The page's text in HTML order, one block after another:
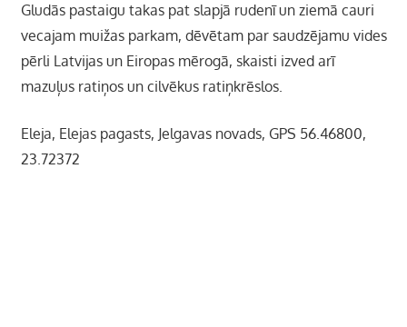
Gludās pastaigu takas pat slapjā rudenī un ziemā cauri
vecajam muižas parkam, dēvētam par saudzējamu vides
pērli Latvijas un Eiropas mērogā, skaisti izved arī
mazuļus ratiņos un cilvēkus ratiņkrēslos.
Eleja, Elejas pagasts, Jelgavas novads, GPS 56.46800,
23.72372